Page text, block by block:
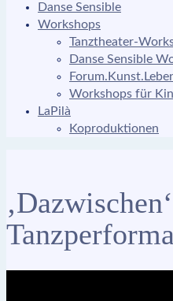
Danse Sensible
Workshops
Tanztheater-
Danse Sensible
Workshops für
LaPilà
Koproduktionen